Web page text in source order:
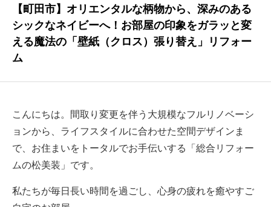
Q&A
よくあるご質問
ENTRY
PRIVACY POLICY
個人情報保護方針
【町田市】オリエンタルな柄物から、深みのある
シックなネイビーへ！お部屋の印象をガラッと変
える魔法の「壁紙（クロス）張り替え」リフォー
ム
こんにちは。間取り変更を伴う大規模なフルリノベーシ
ョンから、ライフスタイルに合わせた空間デザインま
で、お住まいをトータルでお手伝いする「総合リフォー
ムの松美装」です。
私たちが毎日長い時間を過ごし、心身の疲れを癒やすご